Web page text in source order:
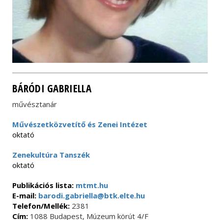
BÁRÓDI GABRIELLA
művésztanár
Művészetközvetítő és Zenei Intézet
oktató
Zenekultúra Tanszék
oktató
Publikációs lista: mtmt.hu
E-mail: barodi.gabriella@btk.elte.hu
Telefon/Mellék: 2381
Cím: 1088 Budapest, Múzeum körút 4/F